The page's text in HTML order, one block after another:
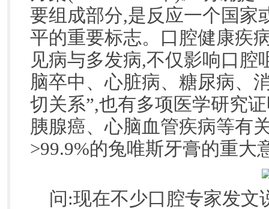
要组成部分,是反应一个国家
平的重要标志。口腔健康疾
见病与多发病,不仅影响口腔
脑卒中、心脏病、糖尿病、
切关系”,也有多项医学研究
胰腺癌、心脑血管疾病等有
>99.9%的兔唯斯牙膏的重大
问:现在不少口腔专家发文